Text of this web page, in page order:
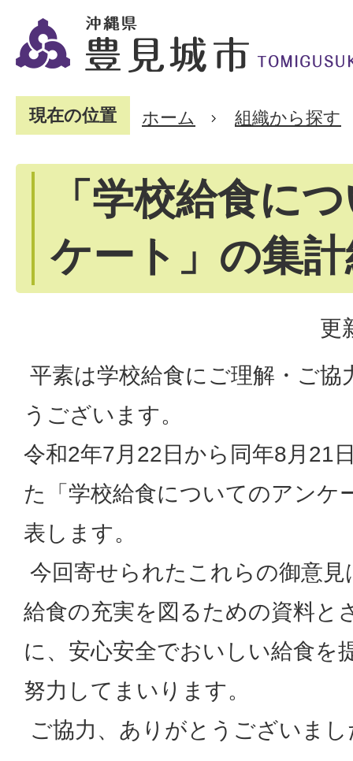
現在の位置 ホーム 組織から探す
「学校給食に
ケート」の集
更
平素は学校給食にご理解・ご
うございます。
令和2年7月22日から同年8月21
た「学校給食についてのアンケ
表します。
今回寄せられたこれらの御意
給食の充実を図るための資料と
に、安心安全でおいしい給食を
努力してまいります。
ご協力、ありがとうございまし